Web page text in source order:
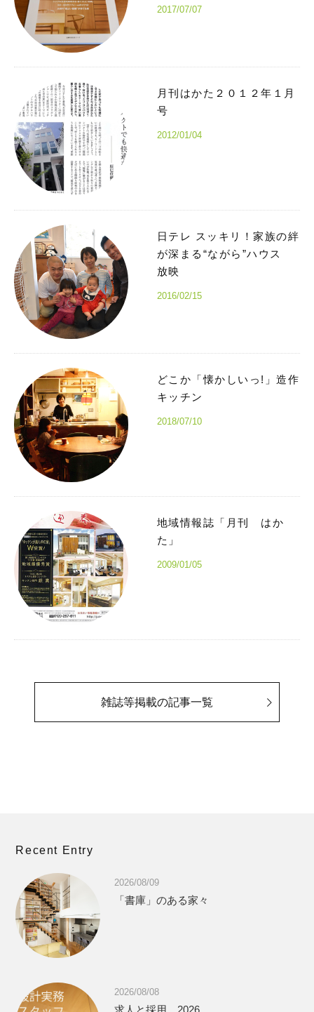
2017/07/07
月刊はかた２０１２年１月
号
2012/01/04
日テレ スッキリ！家族の絆
が深まる“ながら”ハウス
放映
2016/02/15
どこか「懐かしいっ!」造作
キッチン
2018/07/10
地域情報誌「月刊 はか
た」
2009/01/05
雑誌等掲載の記事一覧
Recent Entry
2026/08/09
「書庫」のある家々
2026/08/08